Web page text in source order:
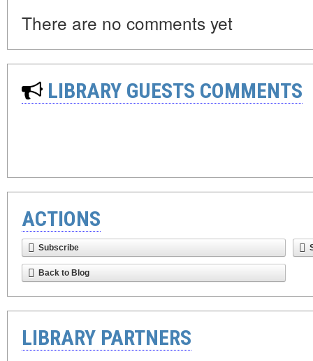
There are no comments yet
LIBRARY GUESTS COMMENTS
ACTIONS
Subscribe
Back to Blog
LIBRARY PARTNERS